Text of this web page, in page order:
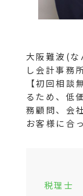
大阪難波(な
し会計事務
【初回相談
るため、低
務顧問、会
お客様に合
税理士